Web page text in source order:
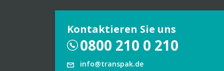
Kontaktieren Sie uns
0800 210 0 210
info@transpak.de